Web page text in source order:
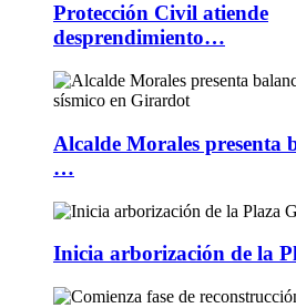
Protección Civil atiende
desprendimiento…
Alcalde Morales presenta
…
Inicia arborización de la